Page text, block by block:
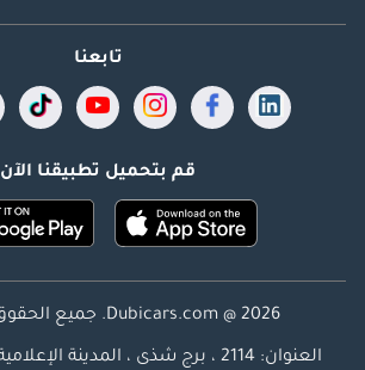
تابعنا
قم بتحميل تطبيقنا الآن
Dubicars.com @ 2026. جميع الحقوق محفوظة.
العنوان: 2114 ، برج شذى ، المدينة الإعلامية ، دبي ، الإمارات